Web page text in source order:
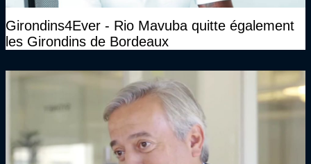
Girondins4Ever - Rio Mavuba quitte également
les Girondins de Bordeaux